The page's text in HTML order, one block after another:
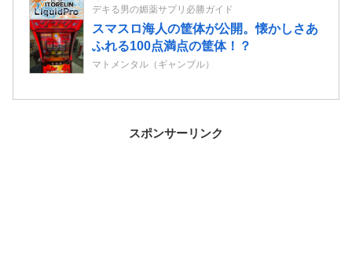
増大限界を突破しろ！
デキる男の媚薬サプリ必勝ガイド
スマスロ海人の筐体が公開。懐かしさあ
ふれる100点満点の筐体！？
マトメンタル（ギャンブル）
スポンサーリンク